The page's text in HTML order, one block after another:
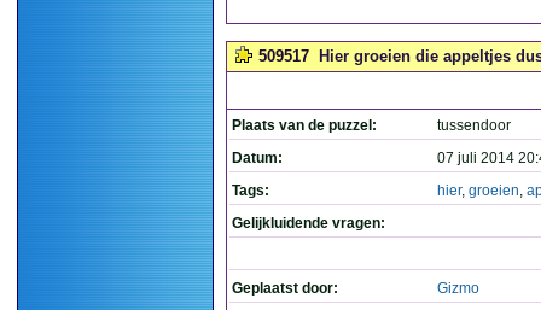
509517 Hier groeien die appeltjes
Plaats van de puzzel:
tussendoor
Datum:
07 juli 2014
Tags:
hier, groeien,
Gelijkluidende vragen:
Geplaatst door: Gizmo